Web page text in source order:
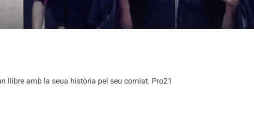
llibre amb la seua història pel seu comiat. Pro21